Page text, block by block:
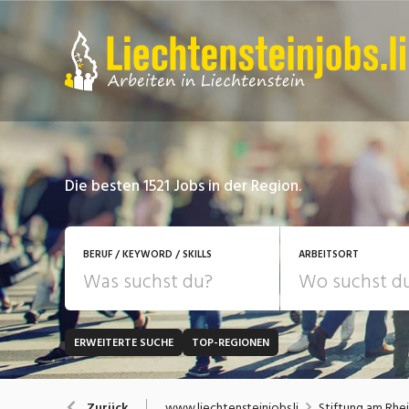
Die besten 1521 Jobs in der Region.
BERUF / KEYWORD / SKILLS ARBEITSORT
JOB-TYP
Festanstellung
Bank, Versicherung
ERWEITERTE SUCHE TOP-REGIONEN